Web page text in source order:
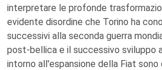
interpretare le profonde
evidente disordine che Torino ha
successivi alla seconda guerra
post-bellica e il successivo sviluppo
intorno all'espansione della Fiat sono